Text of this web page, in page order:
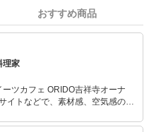
おすすめ商品
理家
ツカフェ ORIDO吉祥寺オーナ
カフェとあらゆるシチュエーシ